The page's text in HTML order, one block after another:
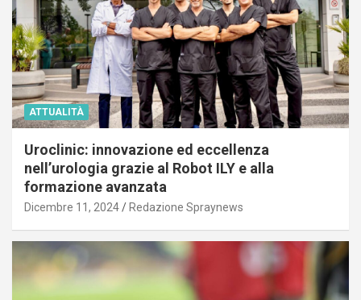
ATTUALITÀ
Uroclinic: innovazione ed eccellenza
nell’urologia grazie al Robot ILY e alla
formazione avanzata
Dicembre 11, 2024 Redazione Spraynews